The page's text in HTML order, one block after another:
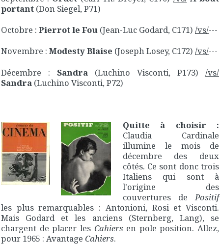
portant (Don Siegel, P71)
Octobre : Pierrot le Fou (Jean-Luc Godard, C171) /vs/---
Novembre : Modesty Blaise (Joseph Losey, C172) /vs/---
Décembre : Sandra (Luchino Visconti, P173) /vs/
Sandra (Luchino Visconti, P72)
Quitte à choisir :
Claudia Cardinale
illumine le mois de
décembre des deux
côtés. Ce sont donc trois
Italiens qui sont à
l'origine des
couvertures dePositif
les plus remarquables : Antonioni, Rosi et Visconti.
Mais Godard et les anciens (Sternberg, Lang), se
chargent de placer les Cahiersen pole position. Allez,
pour 1965 : Avantage Cahiers.